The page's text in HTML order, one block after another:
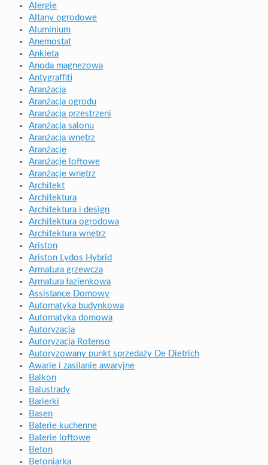
Alergie
Altany ogrodowe
Aluminium
Anemostat
Ankieta
Anoda magnezowa
Antygraffiti
Aranżacja
Aranżacja ogrodu
Aranżacja przestrzeni
Aranżacja salonu
Aranżacja wnętrz
Aranżacje
Aranżacje loftowe
Aranżacje wnętrz
Architekt
Architektura
Architektura i design
Architektura ogrodowa
Architektura wnętrz
Ariston
Ariston Lydos Hybrid
Armatura grzewcza
Armatura łazienkowa
Assistance Domowy
Automatyka budynkowa
Automatyka domowa
Autoryzacja
Autoryzacja Rotenso
Autoryzowany punkt sprzedaży De Dietrich
Awarie i zasilanie awaryjne
Balkon
Balustrady
Barierki
Basen
Baterie kuchenne
Baterie loftowe
Beton
Betoniarka